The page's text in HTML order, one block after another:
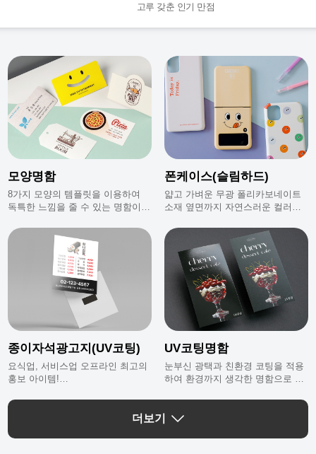
고루 갖춘 인기 만점
모양명함
8가지 모양의 템플릿을 이용하여
독특한 느낌을 줄 수 있는 명함이에
폰케이스(슬림하드)
얇고 가벼운 무광 폴리카보네이트
소재 옆면까지 자연스러운 컬러표
종이자석광고지(UV코팅)
요식업, 서비스업 오프라인 최고의
홍보 아이템!
종이자석광고지에요.
UV코팅명함
눈부신 광택과 친환경 코팅을 적용
하여 환경까지 생각한 명함으로 스
※ UV코팅명함은 인쇄도수와 상관없이
앞/뒷면 동일한 코팅으로 가공되며 앞/뒷
면 코팅을 다르게 하고 싶은 고객님은 반
더보기